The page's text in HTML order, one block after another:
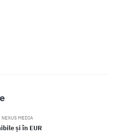
NEXUS MEDIA
și în EUR